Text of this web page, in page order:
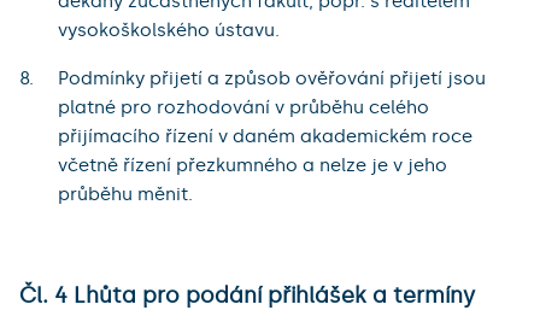
vysokoškolského ústavu.
Podmínky přijetí a způsob ověřování přijetí jsou
platné pro rozhodování v průběhu celého
přijímacího řízení v daném akademickém roce
včetně řízení přezkumného a nelze je v jeho
průběhu měnit.
Čl. 4 Lhůta pro podání přihlášek a termíny